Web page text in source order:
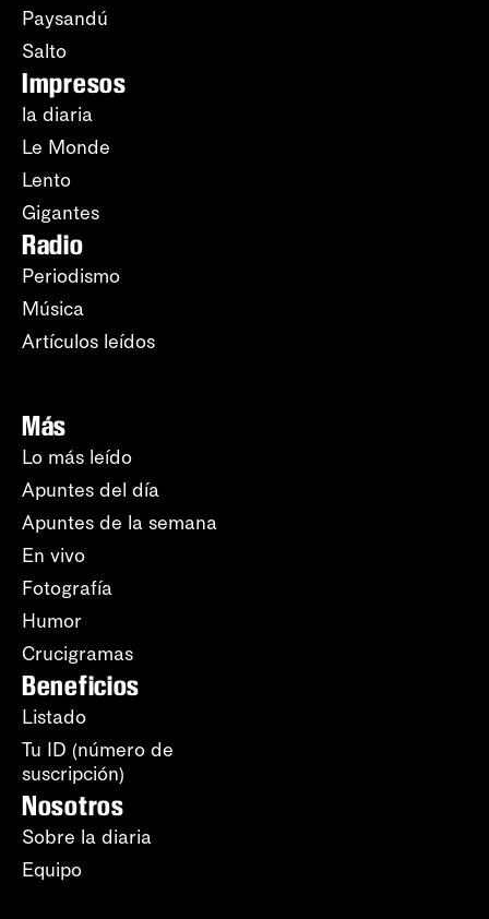
Paysandú
Salto
Impresos
la diaria
Le Monde
Lento
Gigantes
Radio
Periodismo
Música
Artículos leídos
Más
Lo más leído
Apuntes del día
Apuntes de la semana
En vivo
Fotografía
Humor
Crucigramas
Beneficios
Listado
Tu ID (número de
suscripción)
Nosotros
Sobre la diaria
Equipo